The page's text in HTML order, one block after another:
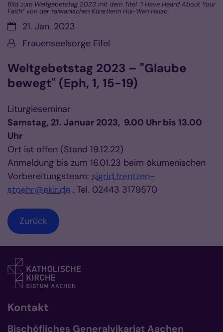
Bild zum Weltgebetstag 2023 mit dem Titel “I Have Heard About Your
Faith” von der taiwanischen Künstlerin Hui-Wen Hsiao.
Datum:21. Jan. 2023
Von:Frauenseelsorge Eifel
Weltgebetstag 2023 – "Glaube
bewegt" (Eph, 1, 15-19)
Liturgieseminar
Samstag, 21. Januar 2023, 9.00 Uhr bis 13.00
Uhr
Ort ist offen (Stand 19.12.22)
Anmeldung bis zum 16.01.23 beim ökumenischen
Vorbereitungsteam: sigrid.frentzen-
stoehr@ekir.de , Tel. 02443 3179570
Zurück
Kontakt
Bischöfliches Generalvikariat Aachen